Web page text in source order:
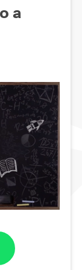
a